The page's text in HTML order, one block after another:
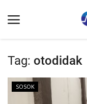
Beranda
NEWS
Tag: otodidak
SOSOK